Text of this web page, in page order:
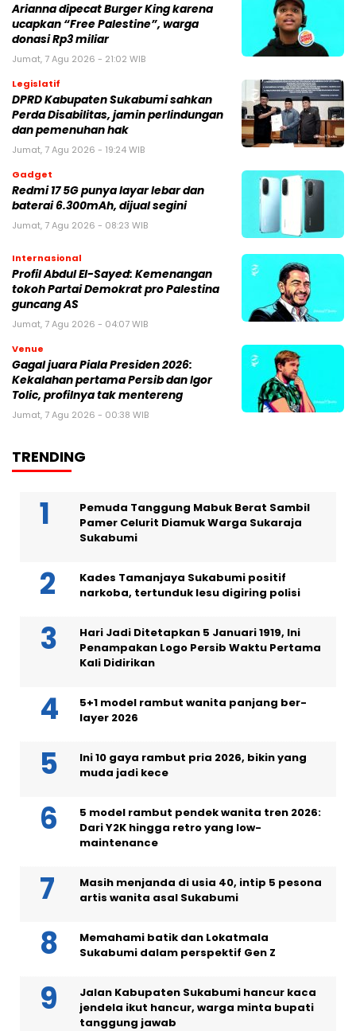
Arianna dipecat Burger King karena
ucapkan “Free Palestine”, warga
donasi Rp3 miliar
Jumat, 7 Agu 2026 - 21:02 WIB
Legislatif
DPRD Kabupaten Sukabumi sahkan
Perda Disabilitas, jamin perlindungan
dan pemenuhan hak
Jumat, 7 Agu 2026 - 19:24 WIB
Gadget
Redmi 17 5G punya layar lebar dan
baterai 6.300mAh, dijual segini
Jumat, 7 Agu 2026 - 08:23 WIB
Internasional
Profil Abdul El-Sayed: Kemenangan
tokoh Partai Demokrat pro Palestina
guncang AS
Jumat, 7 Agu 2026 - 04:07 WIB
Venue
Gagal juara Piala Presiden 2026:
Kekalahan pertama Persib dan Igor
Tolic, profilnya tak mentereng
Jumat, 7 Agu 2026 - 00:38 WIB
TRENDING
Pemuda Tanggung Mabuk Berat Sambil
Pamer Celurit Diamuk Warga Sukaraja
Sukabumi
Kades Tamanjaya Sukabumi positif
narkoba, tertunduk lesu digiring polisi
Hari Jadi Ditetapkan 5 Januari 1919, Ini
Penampakan Logo Persib Waktu Pertama
Kali Didirikan
5+1 model rambut wanita panjang ber-
layer 2026
Ini 10 gaya rambut pria 2026, bikin yang
muda jadi kece
5 model rambut pendek wanita tren 2026:
Dari Y2K hingga retro yang low-
maintenance
Masih menjanda di usia 40, intip 5 pesona
artis wanita asal Sukabumi
Memahami batik dan Lokatmala
Sukabumi dalam perspektif Gen Z
Jalan Kabupaten Sukabumi hancur kaca
jendela ikut hancur, warga minta bupati
tanggung jawab